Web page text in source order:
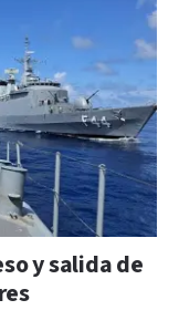
y salida de